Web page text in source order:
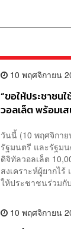
10 พฤศจิกายน
“ขอให้ประชาชน
วอลเล็ต พร้อมเ
วันนี้ (10 พฤศจิกา
รัฐมนตรี และรัฐมน
ดิจิทัลวอลเล็ต
สงเคราะห์ผู้ยากไร้
ให้ประชาชนร่วมกั
10 พฤศจิกายน